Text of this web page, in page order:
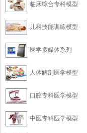
临床综合专科模型
儿科技能训练模型
医学多媒体系列
人体解剖医学模型
口腔专科医学模型
中医专科医学模型